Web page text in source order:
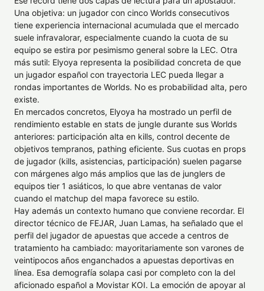
Una objetiva: un jugador con cinco Worlds consecutivos
tiene experiencia internacional acumulada que el mercado
suele infravalorar, especialmente cuando la cuota de su
equipo se estira por pesimismo general sobre la LEC. Otra
más sutil: Elyoya representa la posibilidad concreta de que
un jugador español con trayectoria LEC pueda llegar a
rondas importantes de Worlds. No es probabilidad alta, pero
existe.
En mercados concretos, Elyoya ha mostrado un perfil de
rendimiento estable en stats de jungle durante sus Worlds
anteriores: participación alta en kills, control decente de
objetivos tempranos, pathing eficiente. Sus cuotas en props
de jugador (kills, asistencias, participación) suelen pagarse
con márgenes algo más amplios que las de junglers de
equipos tier 1 asiáticos, lo que abre ventanas de valor
cuando el matchup del mapa favorece su estilo.
Hay además un contexto humano que conviene recordar. El
director técnico de FEJAR, Juan Lamas, ha señalado que el
perfil del jugador de apuestas que accede a centros de
tratamiento ha cambiado: mayoritariamente son varones de
veintipocos años enganchados a apuestas deportivas en
línea. Esa demografía solapa casi por completo con la del
aficionado español a Movistar KOI. La emoción de apoyar al